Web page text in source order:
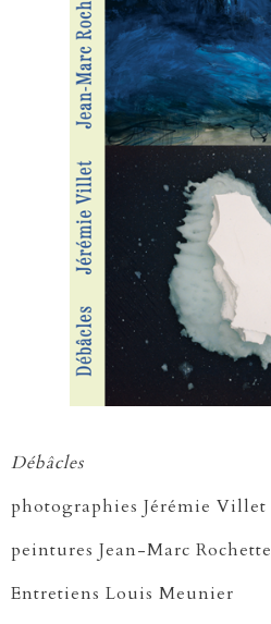
Débâcles
photographies ​Jérémie Villet
peintures Jean-Marc Rochette
Entretiens Louis Meunier